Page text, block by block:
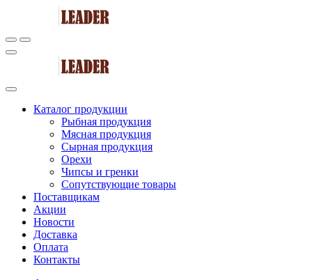
Каталог продукции
Рыбная продукция
Мясная продукция
Сырная продукция
Орехи
Чипсы и гренки
Сопутствующие товары
Поставщикам
Акции
Новости
Доставка
Оплата
Контакты